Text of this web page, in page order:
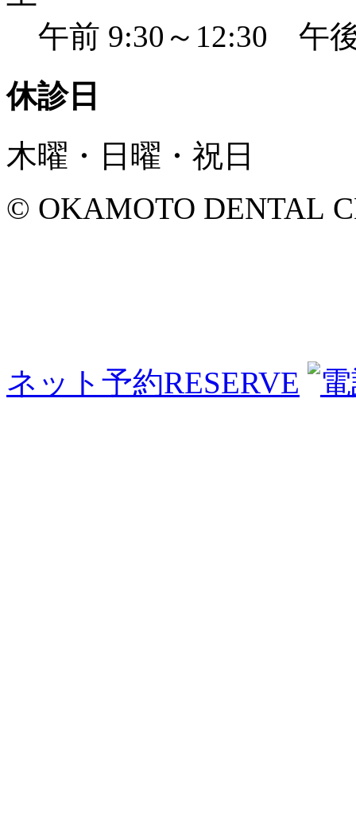
午前 9:30～12:30 午
休診日
木曜・日曜・祝日
© OKAMOTO DENTAL
ネット予約RESERVE